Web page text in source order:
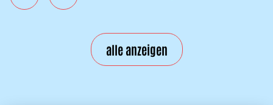
alle anzeigen